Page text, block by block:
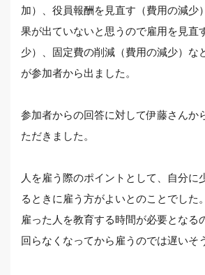
加）、役員報酬を見直す（費用の減少
果が出ていないと思うので雇用を見直
少）、固定費の削減（費用の減少）な
が参加者から出ました。
参加者からの回答に対して伊藤さんか
ただきました。
人を雇う際のポイントとして、自分に
るときに雇う方がよいとのことでした。
雇った人を教育する時間が必要となる
回らなくなってから雇うのでは遅いそ